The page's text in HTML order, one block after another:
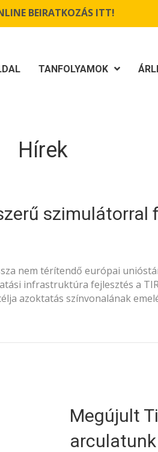
BEIRATKOZÁS ITT!
TANFOLYAMOK
Hírek
szimulátorral
nem térítendő európai
infrastruktúra fejlesztés a
azoktatás színvonalának
Megújult
arculatunk